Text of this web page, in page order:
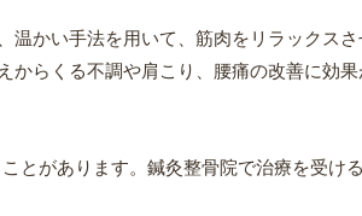
かい手法を用いて、筋肉をリラックス
らくる不調や肩こり、腰痛の改善に効果
とがあります。鍼灸整骨院で治療を受け